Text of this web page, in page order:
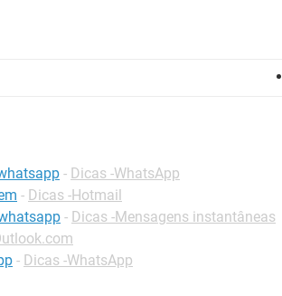
- Dicas -WhatsApp
- Dicas -Hotmail
- Dicas -Mensagens instantâneas
- Dicas -WhatsApp